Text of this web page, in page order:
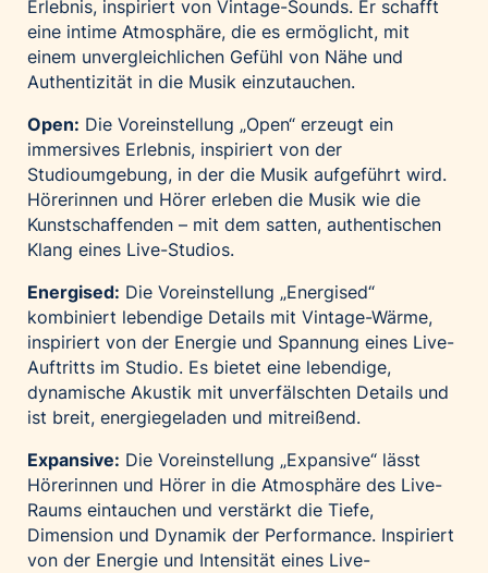
Erlebnis, inspiriert von Vintage-Sounds. Er schafft
eine intime Atmosphäre, die es ermöglicht, mit
einem unvergleichlichen Gefühl von Nähe und
Authentizität in die Musik einzutauchen.
Open: Die Voreinstellung „Open“ erzeugt ein
immersives Erlebnis, inspiriert von der
Studioumgebung, in der die Musik aufgeführt wird.
Hörerinnen und Hörer erleben die Musik wie die
Kunstschaffenden – mit dem satten, authentischen
Klang eines Live-Studios.
Energised: Die Voreinstellung „Energised“
kombiniert lebendige Details mit Vintage-Wärme,
inspiriert von der Energie und Spannung eines Live-
Auftritts im Studio. Es bietet eine lebendige,
dynamische Akustik mit unverfälschten Details und
ist breit, energiegeladen und mitreißend.
Expansive: Die Voreinstellung „Expansive“ lässt
Hörerinnen und Hörer in die Atmosphäre des Live-
Raums eintauchen und verstärkt die Tiefe,
Dimension und Dynamik der Performance. Inspiriert
von der Energie und Intensität eines Live-